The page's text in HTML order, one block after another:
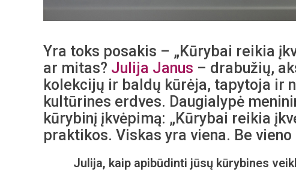
Yra toks posakis – „Kūrybai reikia
ar mitas? Julija Janus – drabužių,
kolekcijų ir baldų kūrėja, tapytoja ir
kultūrines erdves. Daugialypė
kūrybinį įkvėpimą: „Kūrybai reikia
praktikos. Viskas yra viena. Be vieno
Julija, kaip apibūdinti jūsų kūrybines